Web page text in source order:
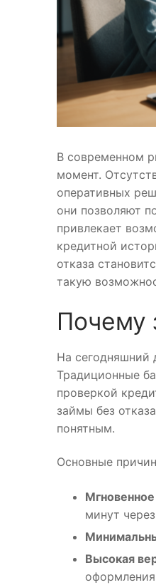
В современном
момент.
оперативных
они позволяют
привлекает
кредитной
отказа
такую
Почему
На сегодняшний
Традиционные
проверкой
займы без
понятным.
Основные
минут
Высокая